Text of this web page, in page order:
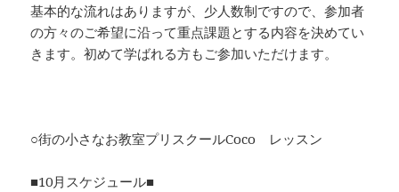
基本的な流れはありますが、少人数制ですので、参加者
の方々のご希望に沿って重点課題とする内容を決めてい
きます。初めて学ばれる方もご参加いただけます。
○街の小さなお教室プリスクールCoco レッスン
■10月スケジュール■